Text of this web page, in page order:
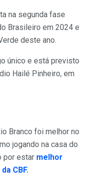
na segunda fase
Brasileiro em 2024 e
deste ano.
único e está previsto
Hailé Pinheiro, em
Branco foi melhor no
jogando na casa do
por estar melhor
CBF.